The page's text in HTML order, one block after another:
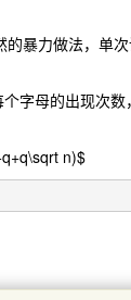
的暴力做法，单
字母的出现次
n)$